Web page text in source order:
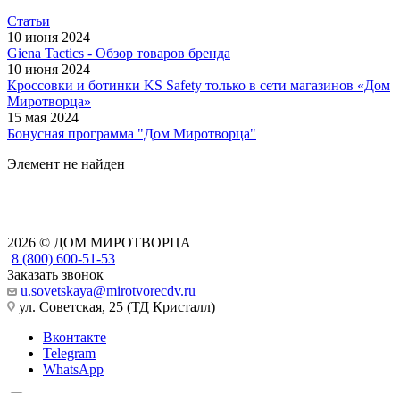
Статьи
10 июня 2024
Giena Tactics - Обзор товаров бренда
10 июня 2024
Кроссовки и ботинки KS Safety только в сети магазинов «Дом
Миротворца»
15 мая 2024
Бонусная программа "Дом Миротворца"
Элемент не найден
2026 © ДОМ МИРОТВОРЦА
8 (800) 600-51-53
Заказать звонок
u.sovetskaya@mirotvorecdv.ru
ул. Советская, 25 (ТД Кристалл)
Вконтакте
Telegram
WhatsApp